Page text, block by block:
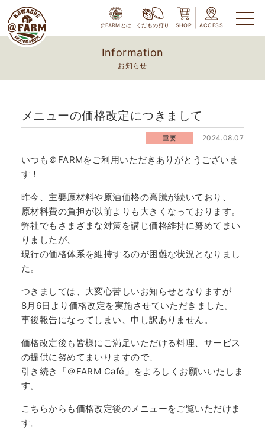
@FARMとは くだもの狩り SHOP ACCESS
Information
お知らせ
メニューの価格改定につきまして
重要 2024.08.07
いつも＠FARMをご利用いただきありがとうございま
す！
昨今、主要原材料や原油価格の高騰が続いており、
原材料費の負担が以前よりも大きくなっております。
弊社でもさまざまな対策を講じ価格維持に努めてまい
りましたが、
現行の価格体系を維持するのが困難な状況となりまし
た。
つきましては、大変心苦しいお知らせとなりますが
8月6日より価格改定を実施させていただきました。
事後報告になってしまい、申し訳ありません。
価格改定後も皆様にご満足いただける料理、サービス
の提供に努めてまいりますので、
引き続き「＠FARM Café」をよろしくお願いいたしま
す。
こちらからも価格改定後のメニューをご覧いただけま
す。